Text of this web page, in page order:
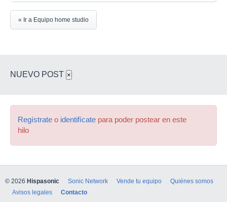
« Ir a Equipo home studio
NUEVO POST ×
Regístrate o identifícate para poder postear en este
hilo
© 2026 Hispasonic Sonic Network Vende tu equipo
Quiénes somos
Avisos legales
Contacto